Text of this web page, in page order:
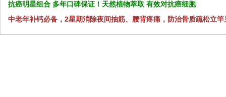
抗癌明星组合 多年口碑保证！天然植物萃取 有效对抗癌细胞
中老年补钙必备，2星期消除夜间抽筋、腰背疼痛，防治骨质疏松立竿